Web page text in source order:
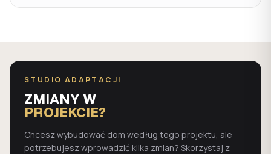
STUDIO ADAPTACJI
ZMIANY W
PROJEKCIE?
Chcesz wybudować dom według tego projektu, ale
potrzebujesz wprowadzić kilka zmian? Skorzystaj z